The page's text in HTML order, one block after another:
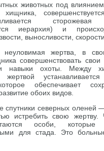
животных под влиянием
сторожевая
иерархия) и
выносливости, скорости
жертва, в
совершенствовать свои
и навыки охоты. Между
жертвой
обеспечивает
обоих видов.
спутники северных оленей
истребить свою жертву.
особи, которые
для стада. Это